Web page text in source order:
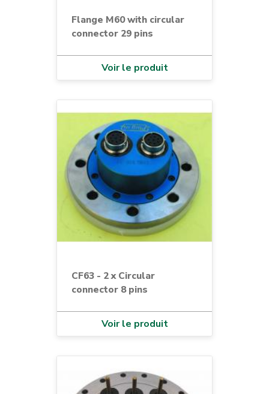
Flange M60 with circular
connector 29 pins
Voir le produit
CF63 - 2 x Circular
connector 8 pins
Voir le produit